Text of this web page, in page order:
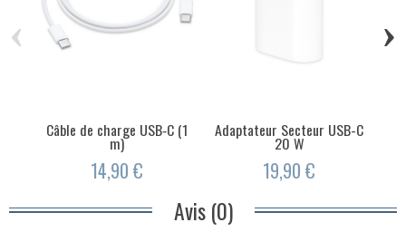
Câble de charge USB‑C (1
m)
14,90 €
Adaptateur Secteur USB-C
20 W
19,90 €
‹ ›
Avis (0)